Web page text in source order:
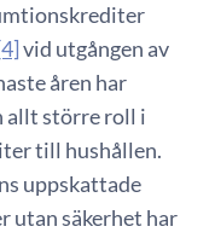
vid utgången av
åren har
allt större roll i
till hushållen.
uppskattade
utan säkerhet har